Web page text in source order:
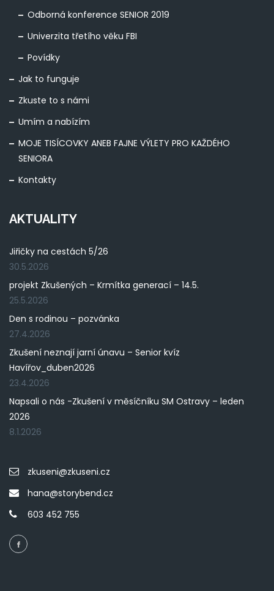
Odborná konference SENIOR 2019
Univerzita třetího věku FBI
Povídky
Jak to funguje
Zkuste to s námi
Umím a nabízím
MOJE TISÍCOVKY ANEB FAJNE VÝLETY PRO KAŽDÉHO
SENIORA
Kontakty
AKTUALITY
Jiřičky na cestách 5/26
30.5.2026
projekt Zkušených – Krmítka generací – 14.5.
25.5.2026
Den s rodinou – pozvánka
27.4.2026
Zkušení neznají jarní únavu – Senior kvíz
Havířov_duben2026
23.4.2026
Napsali o nás -Zkušení v měsíčníku SM Ostravy – leden
2026
8.1.2026
zkuseni@zkuseni.cz
hana@storybend.cz
603 452 755